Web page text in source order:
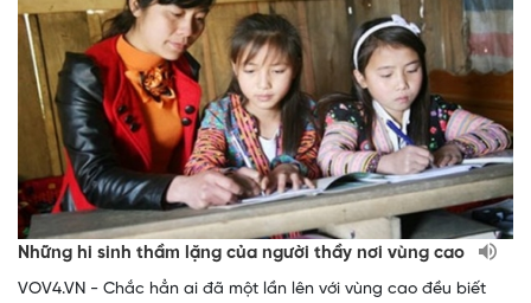
Những hi sinh thầm lặng của người thầy nơi vùng cao
VOV4.VN - Chắc hẳn ai đã một lần lên với vùng cao đều biết